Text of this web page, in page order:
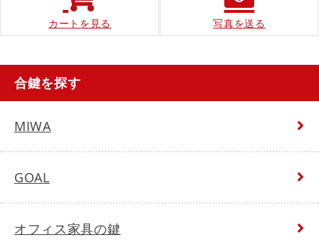
カートを見る 写真を送る
合鍵を探す
MIWA
GOAL
オフィス家具の鍵